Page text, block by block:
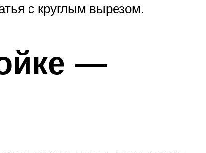
с круглым вырезом.
—